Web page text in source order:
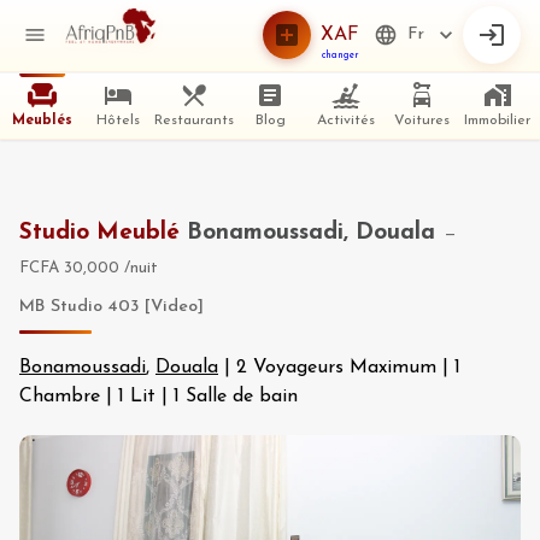
XAF
changer
Fr
Meublés Hôtels Restaurants Blog Activités Voitures Immobilier
Studio Meublé Bonamoussadi, Douala —
FCFA 30,000 /nuit
MB Studio 403 [Video]
Bonamoussadi, Douala 2 Voyageurs Maximum
1
Chambre
1 Lit 1 Salle de bain